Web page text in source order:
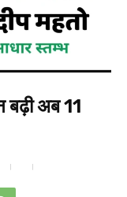
अब 11